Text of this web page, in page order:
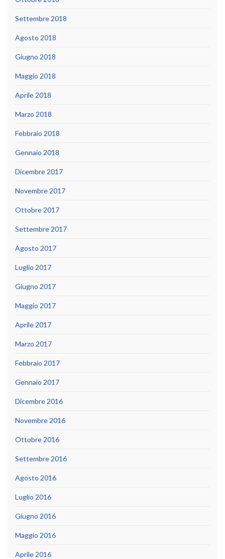
Settembre 2018
Agosto 2018
Giugno 2018
Maggio 2018
Aprile 2018
Marzo 2018
Febbraio 2018
Gennaio 2018
Dicembre 2017
Novembre 2017
Ottobre 2017
Settembre 2017
Agosto 2017
Luglio 2017
Giugno 2017
Maggio 2017
Aprile 2017
Marzo 2017
Febbraio 2017
Gennaio 2017
Dicembre 2016
Novembre 2016
Ottobre 2016
Settembre 2016
Agosto 2016
Luglio 2016
Giugno 2016
Maggio 2016
Aprile 2016